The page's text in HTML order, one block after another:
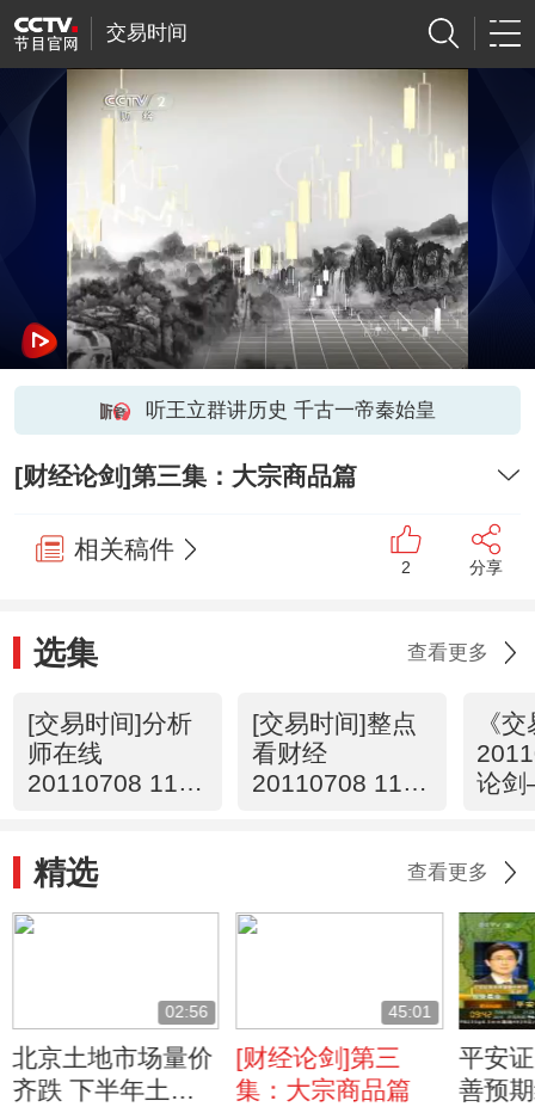
交易时间
听王立群讲历史 千古一帝秦始皇
[财经论剑]第三集：大宗商品篇
相关稿件
2 分享
选集 查看更多
[交易时间]分析
师在线
20110708 11：
[交易时间]整点
看财经
20110708 11：
《
论
精选 查看更多
02:56
北京土地市场量价
齐跌 下半年土地
45:01
[财经论剑]第三
集：大宗商品篇
平安
善预